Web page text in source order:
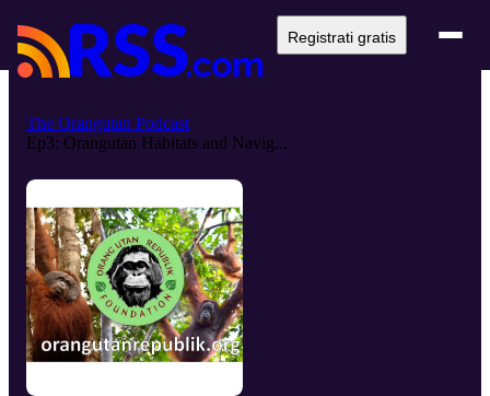
Registrati gratis
The Orangutan Podcast
Ep3: Orangutan Habitats and Navig...